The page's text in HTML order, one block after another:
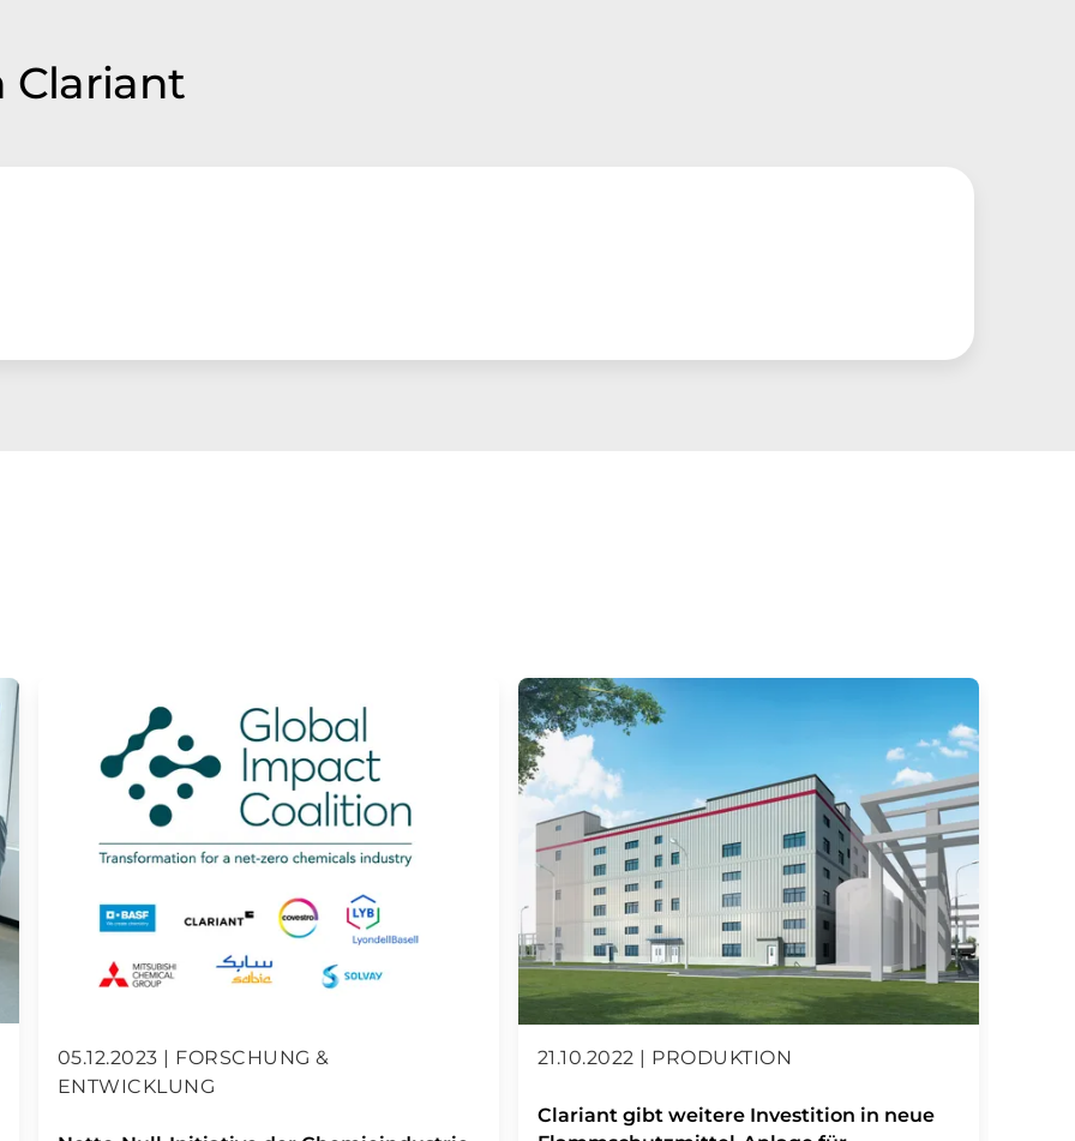
Clariant
05.12.2023 | FORSCHUNG &
ENTWICKLUNG
21.10.2022 | PRODUKTION
Clariant gibt weitere Investition in neue